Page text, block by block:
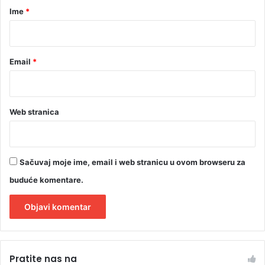
rIme *
Email *
Web stranica
Sačuvaj moje ime, email i web stranicu u ovom browseru za
buduće komentare.
tPratite nas na